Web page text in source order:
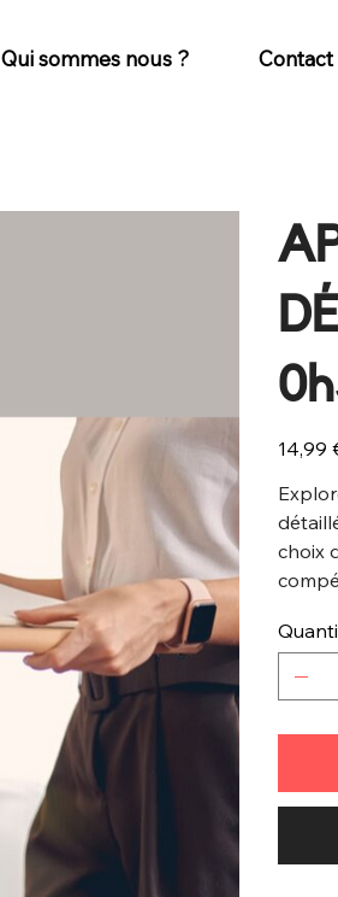
Qui sommes nous ? Contact
Prix
14,99
choix